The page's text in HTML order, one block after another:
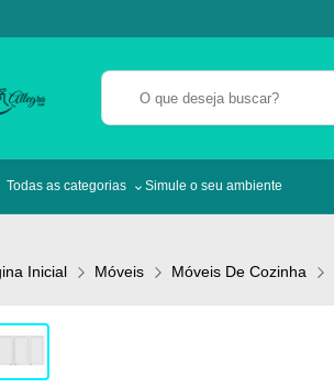
Todas as categorias Simule o seu ambiente
Inicial Móveis Móveis De Cozinha